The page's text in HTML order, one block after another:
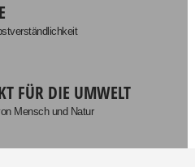
FÜR DIE UMWELT
Mensch und Natur